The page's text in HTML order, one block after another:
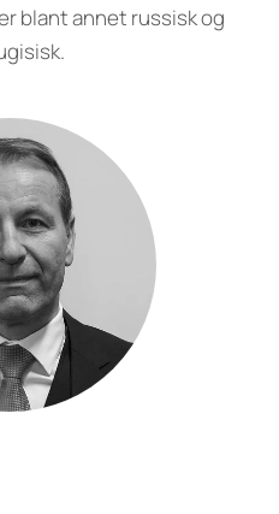
blant annet russisk og